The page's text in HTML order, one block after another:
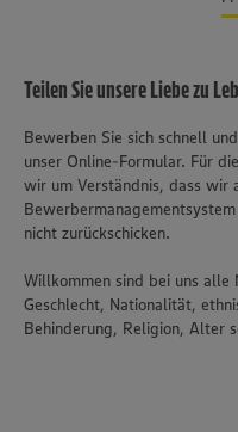
Teilen Sie unsere Liebe zu
Bewerben Sie sich schnell
unser Online-Formular. Für
wir um Verständnis, dass wir
nicht zurückschicken.
Willkommen sind bei uns alle
Geschlecht, Nationalität,
Behinderung, Religion, Alter